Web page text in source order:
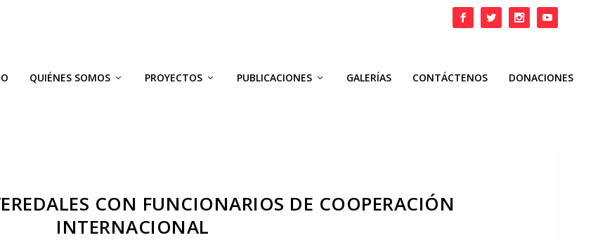
QUIÉNES SOMOS PROYECTOS PUBLICACIONES GALERÍAS CONTÁCTENOS DONACIONES
CON FUNCIONARIOS DE COOPERACIÓN
INTERNACIONAL